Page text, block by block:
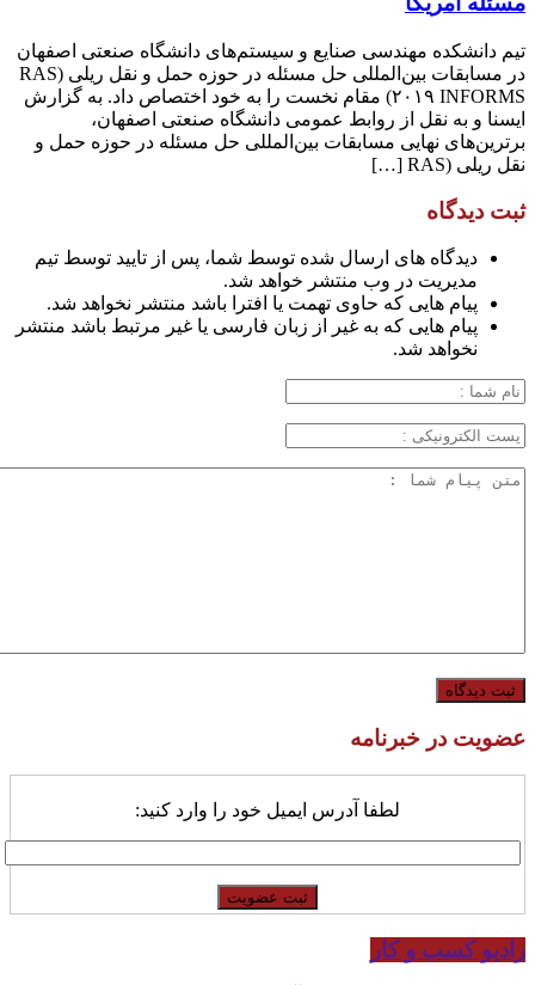
تیم دانشکده مهندسی صنایع و سیستم‌های دانشگاه صنعتی اصفهان
در مسابقات بین‌المللی حل مسئله در حوزه حمل و نقل ریلی (RAS
۲۰۱۹ INFORMS) مقام نخست را به خود اختصاص داد. به گزارش
ایسنا و به نقل از روابط عمومی دانشگاه صنعتی اصفهان،
برترین‌های نهایی مسابقات بین‌المللی حل مسئله در حوزه حمل و
نقل ریلی (RAS […]
ثبت دیدگاه
دیدگاه های ارسال شده توسط شما، پس از تایید توسط تیم
مدیریت در وب منتشر خواهد شد.
پیام هایی که حاوی تهمت یا افترا باشد منتشر نخواهد شد.
پیام هایی که به غیر از زبان فارسی یا غیر مرتبط باشد منتشر
نخواهد شد.
عضویت در خبرنامه
لطفا آدرس ایمیل خود را وارد کنید:
رادیو کسب و کار